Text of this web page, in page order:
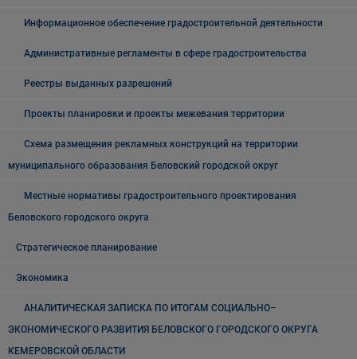
Информационное обеспечение градостроительной деятельности
Административные регламенты в сфере градостроительства
Реестры выданных разрешений
Проекты планировки и проекты межевания территории
Схема размещения рекламных конструкций на территории
муниципального образования Беловский городской округ
Местные нормативы градостроительного проектирования
Беловского городского округа
Стратегическое планирование
Экономика
АНАЛИТИЧЕСКАЯ ЗАПИСКА ПО ИТОГАМ СОЦИАЛЬНО–
ЭКОНОМИЧЕСКОГО РАЗВИТИЯ БЕЛОВСКОГО ГОРОДСКОГО ОКРУГА
КЕМЕРОВСКОЙ ОБЛАСТИ